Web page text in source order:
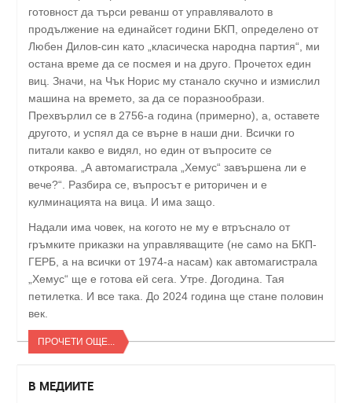
готовност да търси реванш от управлявалото в
продължение на единайсет години БКП, определено от
Любен Дилов-син като „класическа народна партия“, ми
остана време да се посмея и на друго. Прочетох един
виц. Значи, на Чък Норис му станало скучно и измислил
машина на времето, за да се поразнообрази.
Прехвърлил се в 2756-а година (примерно), а, оставете
другото, и успял да се върне в наши дни. Всички го
питали какво е видял, но един от въпросите се
откроява. „А автомагистрала „Хемус“ завършена ли е
вече?“. Разбира се, въпросът е риторичен и е
кулминацията на вица. И има защо.
Надали има човек, на когото не му е втръснало от
гръмките приказки на управляващите (не само на БКП-
ГЕРБ, а на всички от 1974-а насам) как автомагистрала
„Хемус“ ще е готова ей сега. Утре. Догодина. Тая
петилетка. И все така. До 2024 година ще стане половин
век.
ПРОЧЕТИ ОЩЕ...
В МЕДИИТЕ